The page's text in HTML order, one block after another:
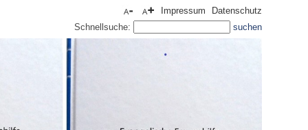
Impressum
Datenschutz
Schnellsuche: